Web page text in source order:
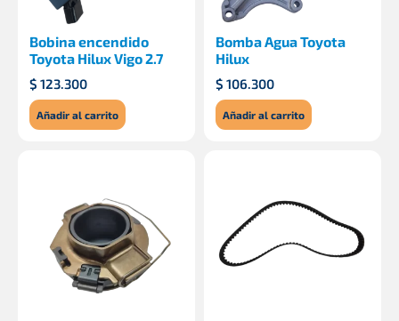
Bobina encendido
Toyota Hilux Vigo 2.7
$ 123.300
Añadir al carrito
Bomba Agua Toyota
Hilux
$ 106.300
Añadir al carrito